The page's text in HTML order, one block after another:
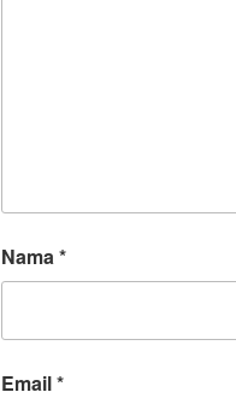
Nama*
Email*